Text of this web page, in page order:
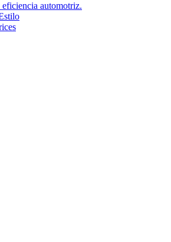
automotriz.